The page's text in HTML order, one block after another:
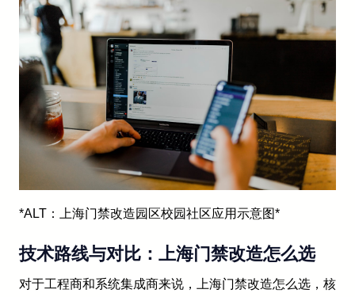
*ALT：上海门禁改造园区校园社区应用示意图*
技术路线与对比：上海门禁改造怎么选
对于工程商和系统集成商来说，上海门禁改造怎么选，核